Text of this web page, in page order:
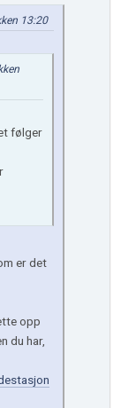
13:20
følger
er det
opp
du har,